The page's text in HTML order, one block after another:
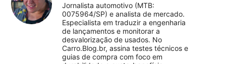
Jornalista automotivo (MTB:
0075964/SP) e analista de mercado.
Especialista em traduzir a engenharia
de lançamentos e monitorar a
desvalorização de usados. No
Carro.Blog.br, assina testes técnicos e
guias de compra com foco em